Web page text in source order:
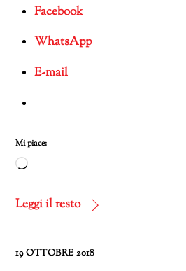
Facebook
WhatsApp
E-mail
Mi piace:
Caricamento
corso…
Leggi il resto
19 OTTOBRE 2018